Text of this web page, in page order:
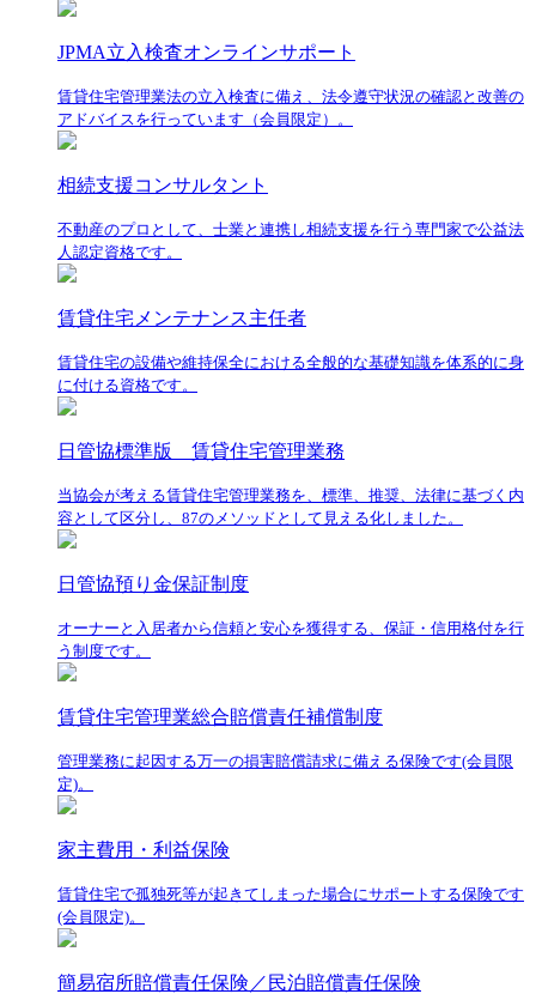
JPMA立入検査オンラインサポート
賃貸住宅管理業法の立入検査に備え、法令遵守状況の確認と改善の
アドバイスを行っています（会員限定）。
相続支援コンサルタント
不動産のプロとして、士業と連携し相続支援を行う専門家で公益法
人認定資格です。
賃貸住宅メンテナンス主任者
賃貸住宅の設備や維持保全における全般的な基礎知識を体系的に身
に付ける資格です。
日管協標準版 賃貸住宅管理業務
当協会が考える賃貸住宅管理業務を、標準、推奨、法律に基づく内
容として区分し、87のメソッドとして見える化しました。
日管協預り金保証制度
オーナーと入居者から信頼と安心を獲得する、保証・信用格付を行
う制度です。
賃貸住宅管理業総合賠償責任補償制度
管理業務に起因する万一の損害賠償請求に備える保険です(会員限
定)。
家主費用・利益保険
賃貸住宅で孤独死等が起きてしまった場合にサポートする保険です
(会員限定)。
簡易宿所賠償責任保険／民泊賠償責任保険